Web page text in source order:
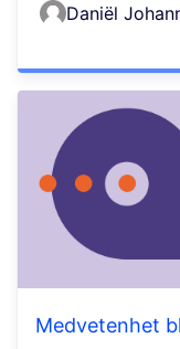
Daniël
Medvetenhet